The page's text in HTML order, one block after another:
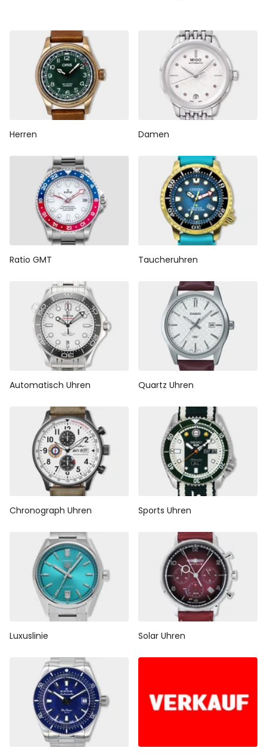
Herren Damen
Ratio GMT Taucheruhren
Automatisch Uhren Quartz Uhren
Chronograph Uhren Sports Uhren
Luxuslinie Solar Uhren